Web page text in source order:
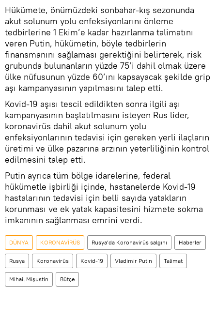
Hükümete, önümüzdeki sonbahar-kış sezonunda
akut solunum yolu enfeksiyonlarını önleme
tedbirlerine 1 Ekim’e kadar hazırlanma talimatını
veren Putin, hükümetin, böyle tedbirlerin
finansmanını sağlaması gerektiğini belirterek, risk
grubunda bulunanların yüzde 75’i dahil olmak üzere
ülke nüfusunun yüzde 60’ını kapsayacak şekilde grip
aşı kampanyasının yapılmasını talep etti.
Kovid-19 aşısı tescil edildikten sonra ilgili aşı
kampanyasının başlatılmasını isteyen Rus lider,
koronavirüs dahil akut solunum yolu
enfeksiyonlarının tedavisi için gereken yerli ilaçların
üretimi ve ülke pazarına arzının yeterliliğinin kontrol
edilmesini talep etti.
Putin ayrıca tüm bölge idarelerine, federal
hükümetle işbirliği içinde, hastanelerde Kovid-19
hastalarının tedavisi için belli sayıda yatakların
korunması ve ek yatak kapasitesini hizmete sokma
imkanının sağlanması emrini verdi.
DÜNYA KORONAVİRÜS Rusya’da Koronavirüs salgını Haberler
Rusya Koronavirüs Kovid-19 Vladimir Putin Talimat
Mihail Mişustin Bütçe